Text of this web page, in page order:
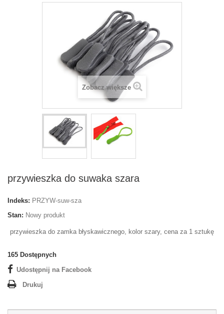
Zobacz większe
przywieszka do suwaka szara
Indeks: PRZYW-suw-sza
Stan: Nowy produkt
przywieszka do zamka błyskawicznego, kolor szary, cena za 1 sztukę
165 Dostępnych
Udostępnij na Facebook
Drukuj